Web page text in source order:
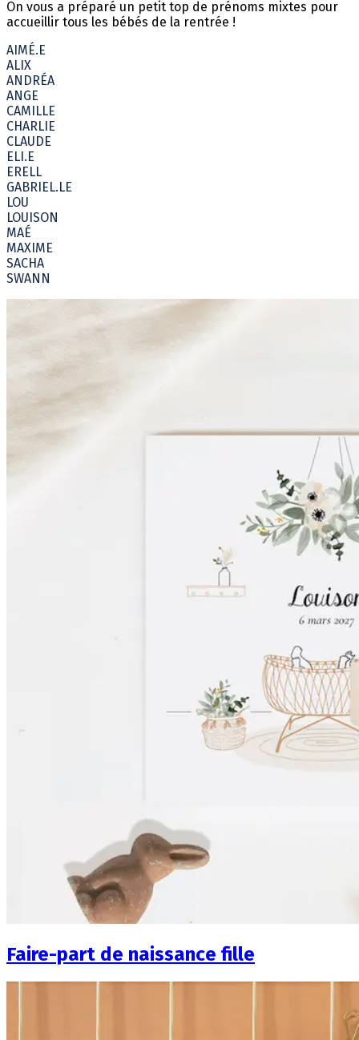
On vous a préparé un petit top de prénoms mixtes pour
accueillir tous les bébés de la rentrée !
AIMÉ.E
ALIX
ANDRÉA
ANGE
CAMILLE
CHARLIE
CLAUDE
ELI.E
ERELL
GABRIEL.LE
LOU
LOUISON
MAÉ
MAXIME
SACHA
SWANN
Faire-part de naissance fille